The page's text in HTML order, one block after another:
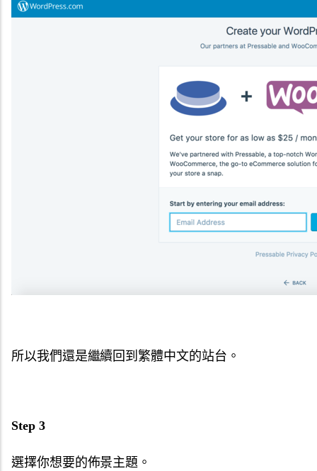
所以我們還是繼續回到繁體中文的站台。
Step 3
選擇你想要的佈景主題。